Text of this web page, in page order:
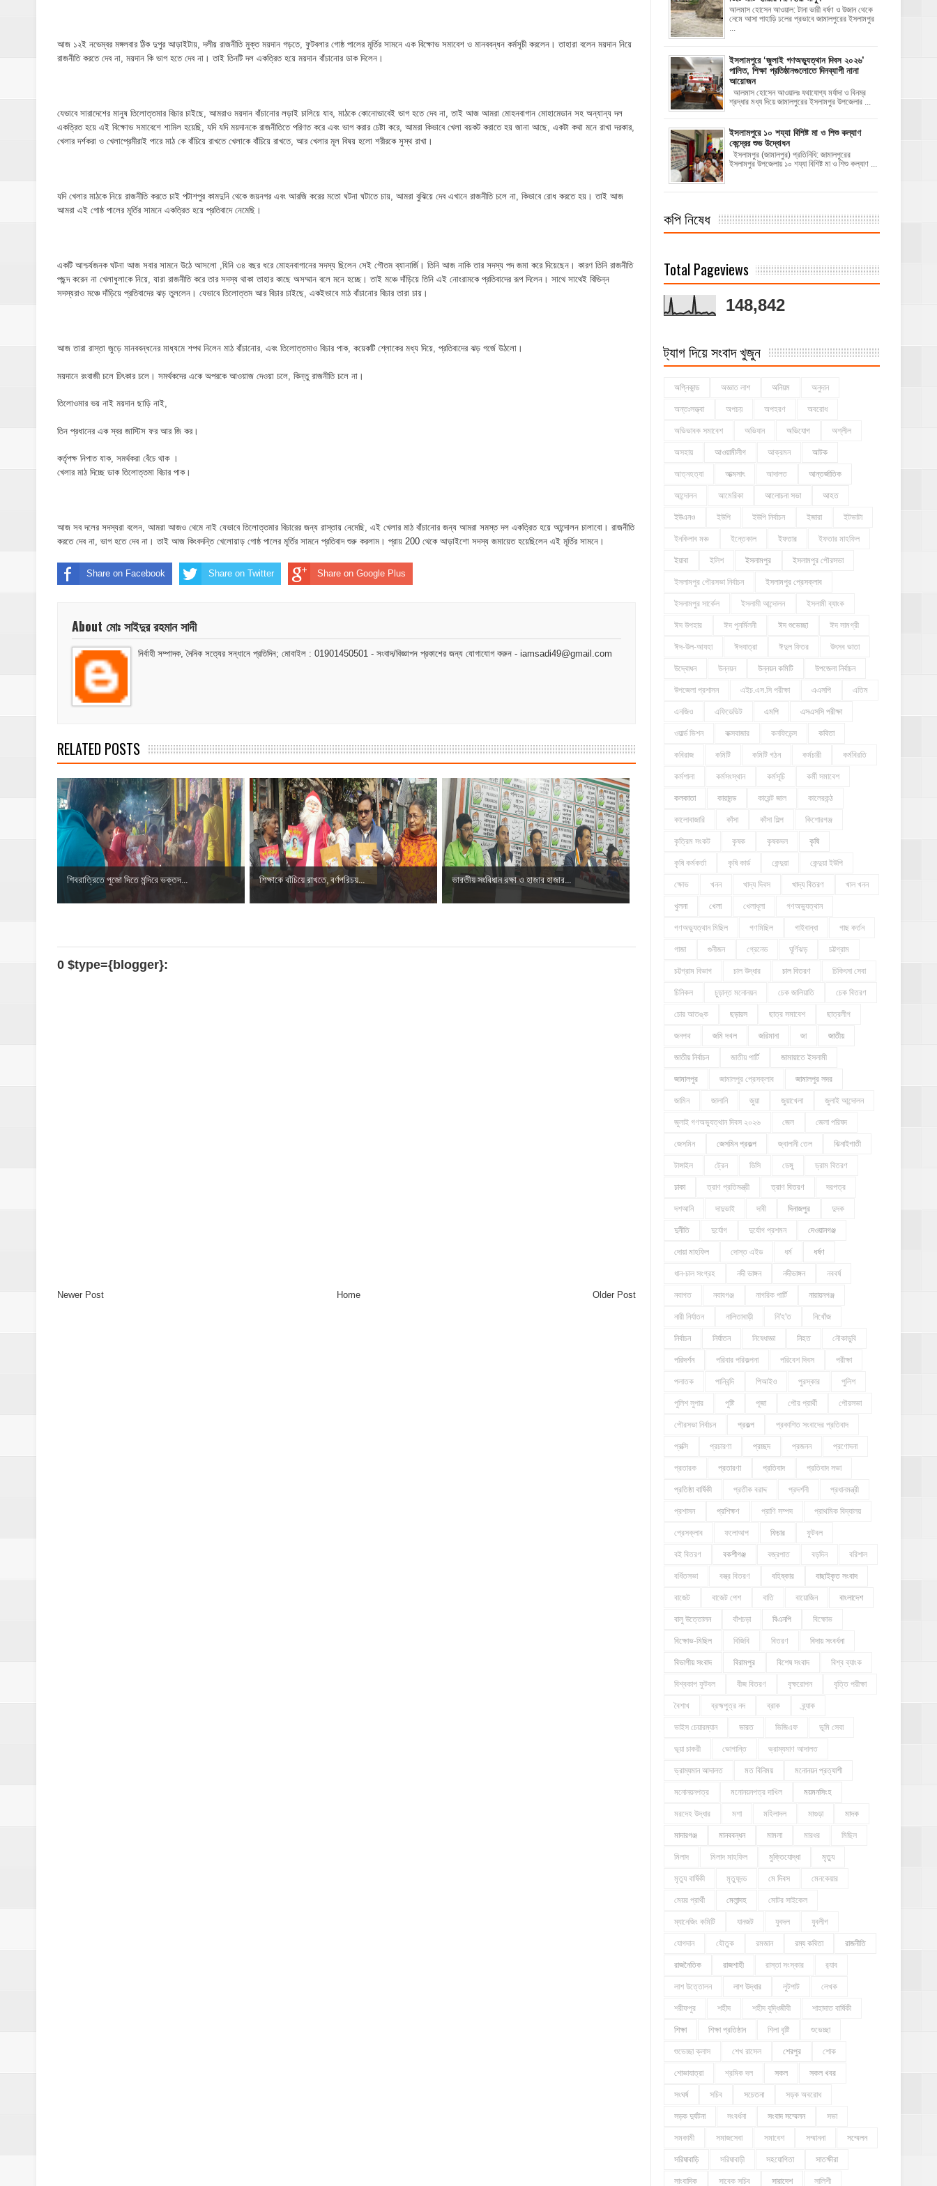
‎ইসলামপুরে এতিমখানার কমিটি নিয়ে হট্টগোল, সমাজসেবা কর্মচারীর বিরুদ্ধে ঘুষের অভিযোগ
ইসলামপুরে আর্থিক সাক্ষরতা ও লেনদেনে নিরাপত্তা বিষয়ক কর্মশালা ও গ্রাহক সমাবেশ অনুষ্ঠিত
‎পার্থশী ইউপি নির্বাচনে চেয়ারম্যান পদে আলোচনার শীর্ষে খন্দকার মাহবুব হাসান দিপন
‎ইসলামপুর স্বাস্থ্য কমপ্লেক্স ১০১ শয্যায় উন্নীত, বাবু এমপির উন্নয়নের ধারায় স্বাস্থ্যসেবায় নতুন দিগন্ত
ঝিনাইগাতী ক্ষুদ্র বণিক সমবায় সমিতির বার্ষিক সাধারণ সভা অনুষ্ঠিত
‎পানি সম্পদ মন্ত্রণালয়ের সংসদীয় স্থায়ী কমিটির সদস্য হলেন এমপি সুলতান মাহমুদ বাবু
আজ ১২ই নভেম্বর মঙ্গলবার ঠিক দুপুর আড়াইটায়, দলীয় রাজনীতি মুক্ত ময়দান গড়তে, ফুটবলার গোষ্ঠ পালের মূর্তির সামনে এক বিক্ষোভ সমাবেশ ও মানববন্ধন কর্মসূচী করলেন। তাহারা বলেন ময়দান নিয়ে
রাজনীতি করতে দেব না, ময়দান কি ভাগ হতে দেব না। তাই তিনটি দল একত্রিত হয়ে ময়দান বাঁচানোর ডাক দিলেন।
যেভাবে সারাদেশের মানুষ তিলোত্তমার বিচার চাইছে, আমরাও ময়দান বাঁচানোর লড়াই চালিয়ে যাব, মাঠকে কোনোভাবেই ভাগ হতে দেব না, তাই আজ আমরা মোহনবাগান মোহামেডান সহ অন্যান্য দল
একত্রিত হয়ে এই বিক্ষোভ সমাবেশে শামিল হয়েছি, যদি যদি ময়দানকে রাজনীতিতে পরিণত করে এবং ভাগ করার চেষ্টা করে, আমরা কিভাবে খেলা বয়কট করাতে হয় জানা আছে, একটা কথা মনে রাখা দরকার,
খেলার দর্শকরা ও খেলাপ্রেমীরাই পারে মাঠ কে বাঁচিয়ে রাখতে খেলাকে বাঁচিয়ে রাখতে, আর খেলার মূল বিষয় হলো শরীরকে সুস্থ রাখা।
যদি খেলার মাঠকে নিয়ে রাজনীতি করতে চাই পটাশপুর কামদুনি থেকে জয়নগর এবং আরজি করের মতো ঘটনা ঘটাতে চায়, আমরা বুঝিয়ে দেব এখানে রাজনীতি চলে না, কিভাবে রোধ করতে হয়। তাই আজ
আমরা এই গোষ্ঠ পালের মূর্তির সামনে একত্রিত হয়ে প্রতিবাদে নেমেছি।
একটি আশ্চর্যজনক ঘটনা আজ সবার সামনে উঠে আসলো ,যিনি ৩৪ বছর ধরে মোহনবাগানের সদস্য ছিলেন সেই গৌতম ব্যানার্জি। তিনি আজ নাকি তার সদস্য পদ জমা করে দিয়েছেন। কারণ তিনি রাজনীতি
পছন্দ করেন না খেলাধুলাকে নিয়ে, যারা রাজনীতি করে তার সদস্য থাকা তাহার কাছে অসম্মান বলে মনে হচ্ছে। তাই মঞ্চে দাঁড়িয়ে তিনি এই নোংরামকে প্রতিবাদের রূপ দিলেন। সাথে সাথেই বিভিন্ন
সদস্যরাও মঞ্চে দাঁড়িয়ে প্রতিবাদের ঝড় তুললেন। যেভাবে তিলোত্তম আর বিচার চাইছে, একইভাবে মাঠ বাঁচানোর বিচার তারা চায়।
আজ তারা রাস্তা জুড়ে মানববন্ধনের মাধ্যমে শপথ নিলেন মাঠ বাঁচানোর, এবং তিলোত্তমাও বিচার পাক, কয়েকটি শ্লোকের মধ্য দিয়ে, প্রতিবাদের ঝড় গর্জে উঠলো।
ময়দানে রংবাজী চলে চিৎকার চলে। সমর্থকদের একে অপরকে আওয়াজ দেওয়া চলে, কিন্তু রাজনীতি চলে না।
তিলোওমার ভয় নাই ময়দান ছাড়ি নাই,
তিন প্রধানের এক স্বর জাস্টিস ফর আর জি কর।
কর্তৃপক্ষ নিপাত যাক, সমর্থকরা বেঁচে থাক ।
খেলার মাঠ দিচ্ছে ডাক তিলোত্তমা বিচার পাক।
আজ সব দলের সদস্যরা বলেন, আমরা আজও থেমে নাই যেভাবে তিলোত্তমার বিচারের জন্য রাস্তায় নেমেছি, এই খেলার মাঠ বাঁচানোর জন্য আমরা সমস্ত দল একত্রিত হয়ে আন্দোলন চালাবো। রাজনীতি
করতে দেব না, ভাগ হতে দেব না। তাই আজ কিংবদন্তি খেলোয়াড় গোষ্ঠ পালের মূর্তির সামনে প্রতিবাদ শুরু করলাম। প্রায় 200 থেকে আড়াইশো সদস্য জমায়েত হয়েছিলেন এই মূর্তির সামনে।
Share on Facebook Share on Twitter Share on Google Plus
About মোঃ সাইদুর রহমান সাদী
নির্বাহী সম্পাদক, দৈনিক সত্যের সন্ধানে প্রতিদিন; মোবাইল : 01901450501 - সংবাদ/বিজ্ঞাপন প্রকাশের জন্য যোগাযোগ করুন - iamsadi49@gmail.com
RELATED POSTS
শিবরাত্রিতে পুজো দিতে মন্দিরে ভক্তদ... শিক্ষাকে বাঁচিয়ে রাখতে, বর্ণপরিচয়... ভারতীয় সংবিধান রক্ষা ও হাজার হাজার...
0 $type={blogger}:
Newer Post Older Post
Home
আলমাস হোসেন আওয়াল: টানা ভারী বর্ষণ ও উজান থেকে
নেমে আসা পাহাড়ি ঢলের প্রভাবে জামালপুরের ইসলামপুর
‎ইসলামপুরে ‘জুলাই গণঅভ্যুত্থান দিবস ২০২৬’
পালিত, শিক্ষা প্রতিষ্ঠানগুলোতে দিনব্যাপী নানা
আয়োজন
‎​আলমাস হোসেন আওয়ালঃ‎ ‎​যথাযোগ্য মর্যাদা ও বিনম্র
শ্রদ্ধার মধ্য দিয়ে জামালপুরের ইসলামপুর উপজেলার ...
ইসলামপুরে ১০ শয্যা বিশিষ্ট মা ও শিশু কল্যাণ
কেন্দ্রের শুভ উদ্বোধন
ইসলামপুর (জামালপুর) প্রতিনিধি: জামালপুরের
ইসলামপুর উপজেলায় ১০ শয্যা বিশিষ্ট মা ও শিশু কল্যাণ ...
কপি নিষেধ
Total Pageviews
148,842
ট্যাগ দিয়ে সংবাদ খুজুন
অগ্নিকান্ড অজ্ঞাত লাশ অনিয়ম অনুদান
অন্তঃসত্ত্বা অপচয় অপহরণ অবরোধ
অভিভাবক সমাবেশ অভিযান অভিযোগ অশ্লীল
অসহায় আওয়ামীলীগ আক্রমন আটক
আত্নহত্যা আত্মসাৎ আদালত আন্তর্জাতিক
আন্দোলন আমেরিকা আলোচনা সভা আহত
ইউএনও ইউপি ইউপি নির্বাচন ইজারা ইটভাটা
ইনকিলাব মঞ্চ ইন্তেকাল ইফতার ইফতার মাহফিল
ইয়াবা ইলিশ ইসলামপুর ইসলামপুর পৌরসভা
ইসলামপুর পৌরসভা নির্বাচন ইসলামপুর প্রেসক্লাব
ইসলামপুর সার্কেল ইসলামী আন্দোলন ইসলামী ব্যাংক
ঈদ উপহার ঈদ পুনর্মিলনী ঈদ শুভেচ্ছা ঈদ সামগ্রী
ঈদ-উল-আযহা ঈদযাত্রা ঈদুল ফিতর উৎসব ভাতা
উদ্বোধন উন্নয়ন উন্নয়ন কমিটি উপজেলা নির্বাচন
উপজেলা প্রশাসন এইচ.এস.সি পরীক্ষা এএসপি এতিম
এনজিও এফিডেভিট এমপি এসএসসি পরীক্ষা
ওয়ার্ল্ড ভিশন কক্সবাজার কনফিডেন্স কবিতা
কবিরাজ কমিটি কমিটি গঠন কর্মচারী কর্মবিরতি
কর্মশালা কর্মসংস্থান কর্মসূচি কর্মী সমাবেশ
কলকাতা কারাদন্ড কারেন্ট জাল কালেরকন্ঠ
কালোবাজারি কাঁসা কাঁসা শিল্প কিশোরগঞ্জ
কৃত্রিম সংকট কৃষক কৃষকদল কৃষি
কৃষি কর্মকর্তা কৃষি কার্ড কেন্দুয়া কেন্দুয়া ইউপি
ক্ষোভ খনন খাদ্য দিবস খাদ্য বিতরণ খাল খনন
খুলনা খেলা খেলাধূলা গণঅভ্যুত্থান
গণঅভ্যুত্থান মিছিল গণমিছিল গাইবান্ধা গাছ কর্তন
গাজা গুনীজন গ্রেনেড ঘূর্ণিঝড় চট্টগ্রাম
চট্টগ্রাম বিভাগ চাল উদ্ধার চাল বিতরণ চিকিৎসা সেবা
চিনিকল চুড়ান্ত মনোনয়ন চেক জালিয়াতি চেক বিতরণ
চোর আতঙ্ক ছড়ারস ছাত্র সমাবেশ ছাত্রলীগ
জনপথ জমি দখল জরিমানা জা জাতীয়
জাতীয় নির্বাচন জাতীয় পার্টি জামায়াতে ইসলামী
জামালপুর জামালপুর প্রেসক্লাব জামালপুর সদর
জামিন জালানি জুয়া জুয়াখেলা জুলাই আন্দোলন
জুলাই গণঅভ্যুত্থান দিবস ২০২৬ জেল জেলা পরিষদ
জেসমিন জেসমিন প্রকল্প জ্বালানী তেল ঝিনাইগাতী
টাঙ্গাইল ট্রেন ডিসি ডেঙ্গু ড্রাম বিতরণ
ঢাকা ত্রাণ প্রতিমন্ত্রী ত্রাণ বিতরণ দরপত্র
দশআনি দাদুভাই দাবী দিনাজপুর দুদক
দুর্নীতি দুর্যোগ দুর্যোগ প্রশমন দেওয়ানগঞ্জ
দোয়া মাহফিল দোস্ত এইড ধর্ম ধর্ষণ
ধান-চাল সংগ্রহ নদী ভাঙ্গন নদীভাঙ্গন নববর্ষ
নবাগত নবাবগঞ্জ নাগরিক পার্টি নারায়নগঞ্জ
নারী নির্যাতন নালিতাবাড়ী নি'হ'ত নিখোঁজ
নির্বাচন নির্যাতন নিষেধাজ্ঞা নিহত নৌকাডুবি
পরিদর্শন পরিবার পরিকল্পনা পরিবেশ দিবস পরীক্ষা
পলাতক পানিবন্দি পিআইও পুরস্কার পুলিশ
পুলিশ সুপার পুষ্টি পূজা পৌর প্রার্থী পৌরসভা
পৌরসভা নির্বাচন প্রকল্প প্রকাশিত সংবাদের প্রতিবাদ
প্রক্সি প্রচারণা প্রচ্ছদ প্রজনন প্রণোদনা
প্রতারক প্রতারণা প্রতিবাদ প্রতিবাদ সভা
প্রতিষ্ঠা বার্ষিকী প্রতীক বরাদ্দ প্রদর্শনী প্রধানমন্ত্রী
প্রশাসন প্রশিক্ষণ প্রাণি সম্পদ প্রাথমিক বিদ্যালয়
প্রেসক্লাব ফলোআপ ফিচার ফুটবল
বই বিতরণ বকশীগঞ্জ বজ্রপাত বড়দিন বরিশাল
বর্ধিতসভা বস্ত্র বিতরণ বহিষ্কার বাছাইকৃত সংবাদ
বাজেট বাজেট পেশ বাতি বায়োজিন বাংলাদেশ
বালু উত্তোলন বাঁশচড়া বিএনপি বিক্ষোভ
বিক্ষোভ-মিছিল বিজিবি বিতরণ বিদায় সংবর্ধনা
বিভাগীয় সংবাদ বিরামপুর বিশেষ সংবাদ বিশ্ব ব্যাংক
বিশ্বকাপ ফুটবল বীজ বিতরণ বৃক্ষরোপন বৃত্তি পরীক্ষা
বৈশাখ ব্রহ্মপুত্র নদ ব্রাক ব্র্যাক
ভাইস চেয়ারম্যান ভারত ভিজিএফ ভূমি সেবা
ভূয়া চাকরী ভোগান্তি ভ্রাম্যমাণ আদালত
ভ্রাম্যমান আদালত মত বিনিময় মনোনয়ন প্রত্যাশী
মনোনয়নপত্র মনোনয়নপত্র দাখিল ময়মনসিংহ
মরদেহ উদ্ধার মশা মহিলাদল মাগুড়া মাদক
মাদারগঞ্জ মানববন্ধন মামলা মারধর মিছিল
মিলাদ মিলাদ মাহফিল মুক্তিযোদ্ধা মৃত্যু
মৃত্যু বার্ষিকী মৃত্যুদন্ড মে দিবস মেনকেয়ার
মেয়র প্রার্থী মেলান্দহ মোটর সাইকেল
ম্যানেজিং কমিটি যানজট যুবদল যুবলীগ
যোগদান যৌতুক রমজান রম্য কবিতা রাজনীতি
রাজনৈতিক রাজশাহী রাস্তা সংস্কার র‍্যাব
লাশ উত্তোলন লাশ উদ্ধার লুটপাট লেখক
শরীফপুর শহীদ শহীদ বুদ্ধিজীবী শাহাদাত বার্ষিকী
শিক্ষা শিক্ষা প্রতিষ্ঠান শিলা বৃষ্টি শুভেচ্ছা
শুভেচ্ছা ক্লাস শেখ রাসেল শেরপুর শোক
শোভাযাত্রা শ্রমিক দল সকল সকল খবর
সংঘর্ষ সচিব সচেতনা সড়ক অবরোধ
সড়ক দুর্ঘটনা সংবর্ধনা সংবাদ সম্মেলন সভা
সমকামী সমাজসেবা সমাবেশ সম্মাননা সম্মেলন
সরিষাবাড়ি সরিষাবাড়ী সহযোগিতা সাতক্ষীরা
সাংবাদিক সাবেক সচিব সারাদেশ সালিশী